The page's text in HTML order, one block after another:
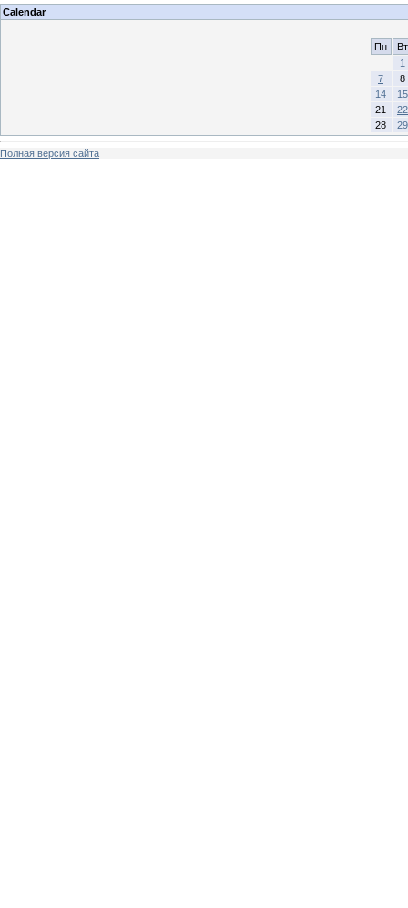
Calendar
Пн
Вт
1
7
8
14
15
21
22
28
29
Полная версия сайта